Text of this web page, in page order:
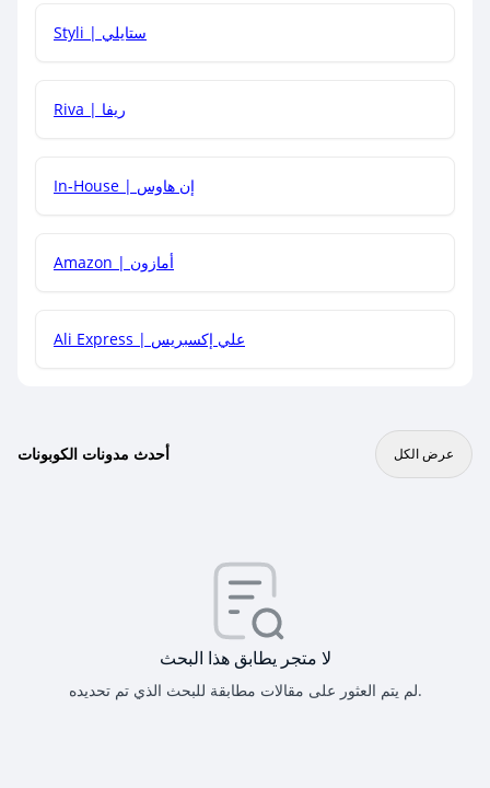
هل يمكنني جمع كود خصم مع العروض الأخرى؟
Styli | ستايلي
Riva | ريفا
In-House | إن هاوس
Amazon | أمازون
Ali Express | علي إكسبريس
أحدث مدونات الكوبونات عرض الكل
لا متجر يطابق هذا البحث
لم يتم العثور على مقالات مطابقة للبحث الذي تم تحديده.